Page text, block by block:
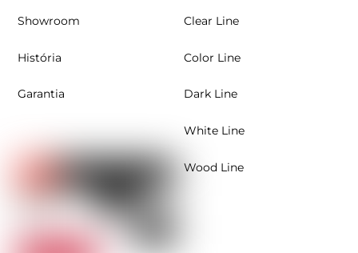
Showroom
História
Garantia
Clear Line
Color Line
Dark Line
White Line
Wood Line